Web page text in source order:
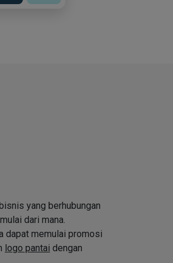
yang berhubungan
dari mana.
dapat memulai promosi
logo pantai dengan